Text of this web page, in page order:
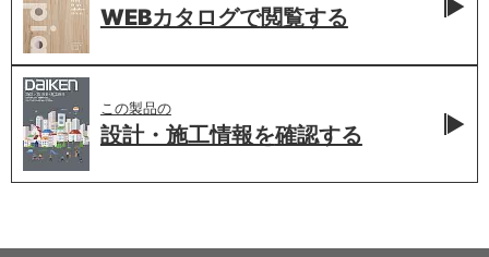
WEBカタログで閲覧する
この製品の
設計・施工情報を確認する